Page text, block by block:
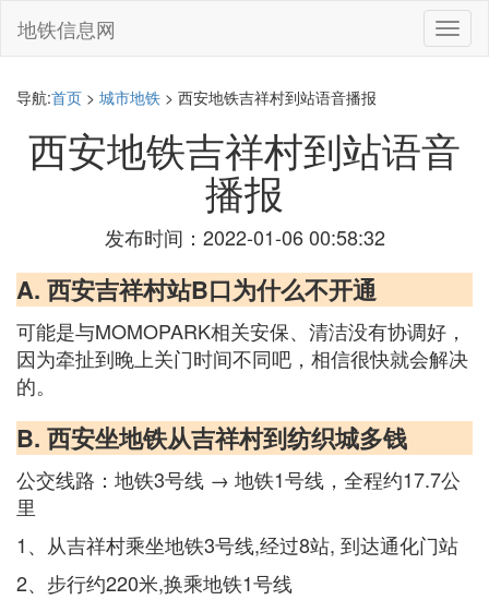
切
换
地铁信息网
导航:首页 > 城市地铁 > 西安地铁吉祥村到站语音播报
西安地铁吉祥村到站语音
播报
发布时间：2022-01-06 00:58:32
A. 西安吉祥村站B口为什么不开通
可能是与MOMOPARK相关安保、清洁没有协调好，
因为牵扯到晚上关门时间不同吧，相信很快就会解决
的。
B. 西安坐地铁从吉祥村到纺织城多钱
公交线路：地铁3号线 → 地铁1号线，全程约17.7公
里
1、从吉祥村乘坐地铁3号线,经过8站, 到达通化门站
2、步行约220米,换乘地铁1号线